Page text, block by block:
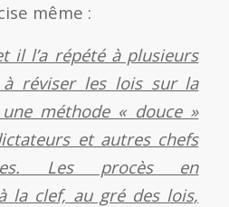
même :
il l’a répété à plusieurs
à réviser les lois sur la
une méthode « douce »
et autres chefs
Les procès en
la clef, au gré des lois,